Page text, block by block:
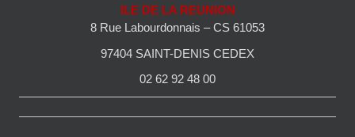
ILE DE LA REUNION
8 Rue Labourdonnais – CS 61053
97404 SAINT-DENIS CEDEX
02 62 92 48 00